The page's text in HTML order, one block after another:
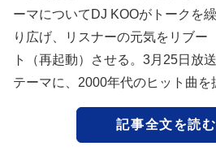
ーマについてDJ KOOがトークを繰
り広げ、リスナーの元気をリブー
ト（再起動）させる。3月25日放
テーマに、2000年代のヒット曲を
記事全文を読む